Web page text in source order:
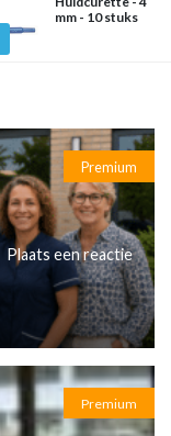
mm - 10 stuks
Premium
Plaats een reactie
Premium